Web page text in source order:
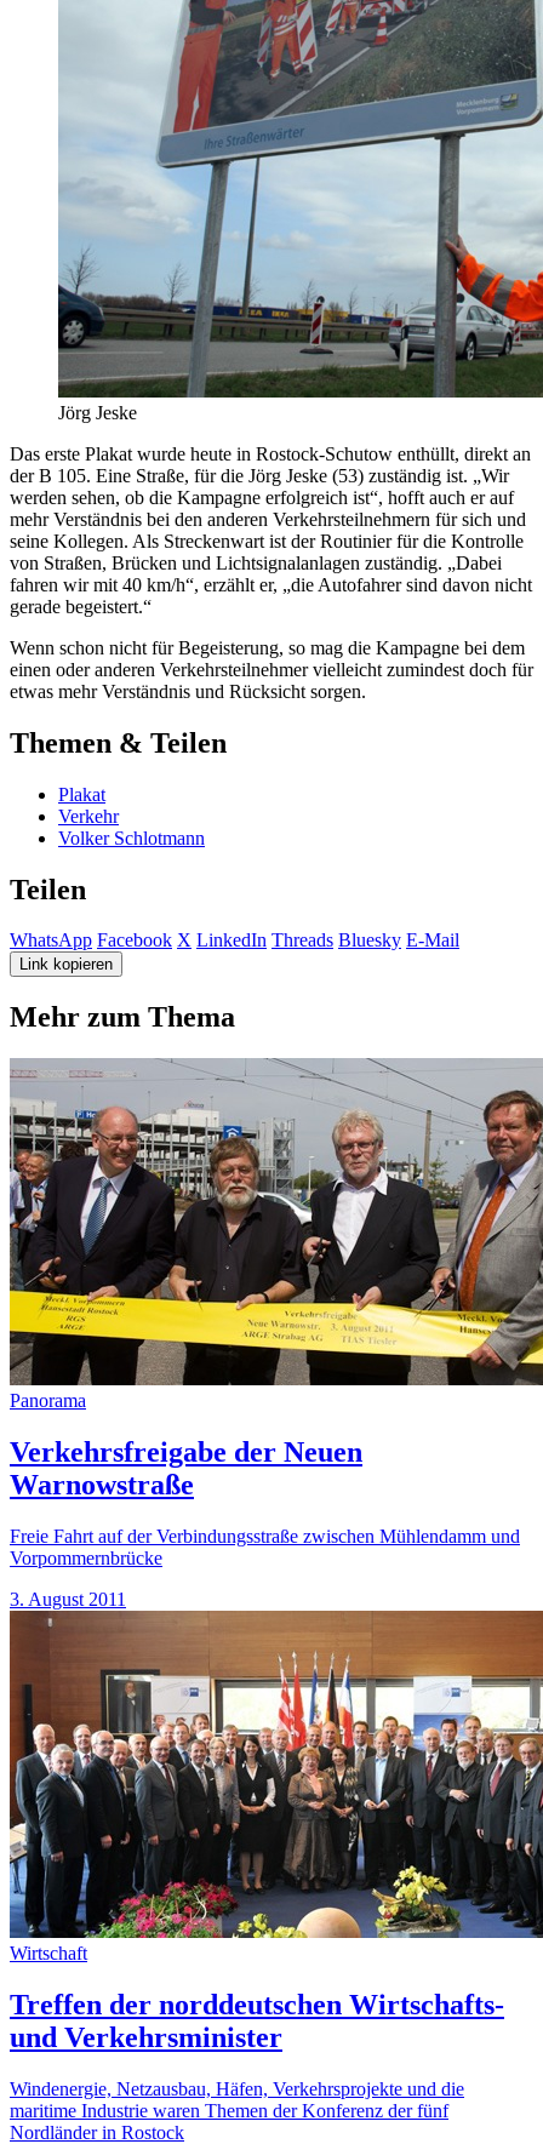
Jörg Jeske
Das erste Plakat wurde heute in Rostock-Schutow enthüllt, direkt an
der B 105. Eine Straße, für die Jörg Jeske (53) zuständig ist. „Wir
werden sehen, ob die Kampagne erfolgreich ist“, hofft auch er auf
mehr Verständnis bei den anderen Verkehrsteilnehmern für sich und
seine Kollegen. Als Streckenwart ist der Routinier für die Kontrolle
von Straßen, Brücken und Lichtsignalanlagen zuständig. „Dabei
fahren wir mit 40 km/h“, erzählt er, „die Autofahrer sind davon nicht
gerade begeistert.“
Wenn schon nicht für Begeisterung, so mag die Kampagne bei dem
einen oder anderen Verkehrsteilnehmer vielleicht zumindest doch für
etwas mehr Verständnis und Rücksicht sorgen.
Themen & Teilen
Plakat
Verkehr
Volker Schlotmann
Teilen
WhatsApp Facebook X LinkedIn Threads Bluesky E-Mail
Link kopieren
Mehr zum Thema
Panorama
Verkehrsfreigabe der Neuen
Warnowstraße
Freie Fahrt auf der Verbindungsstraße zwischen Mühlendamm und
Vorpommernbrücke
3. August 2011
Wirtschaft
Treffen der norddeutschen Wirtschafts-
und Verkehrsminister
Windenergie, Netzausbau, Häfen, Verkehrsprojekte und die
maritime Industrie waren Themen der Konferenz der fünf
Nordländer in Rostock